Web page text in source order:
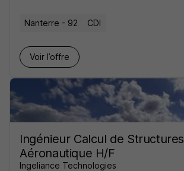
Nanterre - 92 CDI
Voir l’offre
Ingénieur Calcul de Structures
Aéronautique H/F
Ingeliance Technologies